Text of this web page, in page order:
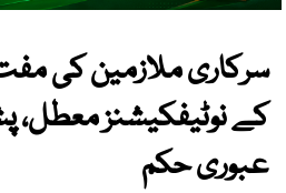
سرکاری ملازمین کی
کے نوٹیفکیشنز معطل،
عبوری حکم